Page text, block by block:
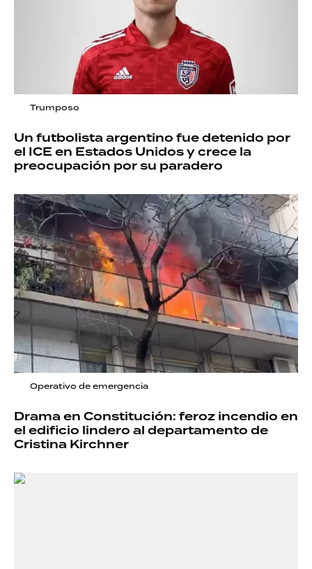
Trumposo
Un futbolista argentino fue detenido por
el ICE en Estados Unidos y crece la
preocupación por su paradero
Operativo de emergencia
Drama en Constitución: feroz incendio en
el edificio lindero al departamento de
Cristina Kirchner